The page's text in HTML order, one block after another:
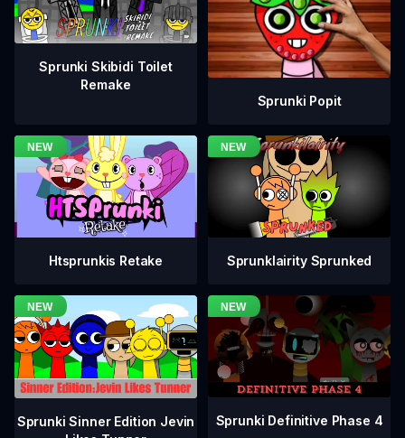
Sprunki Skibidi Toilet
Remake
Sprunki Popit
Htsprunkis Retake Sprunklairity Sprunked
Sprunki Sinner Edition Jevin
Sprunki Definitive Phase 4